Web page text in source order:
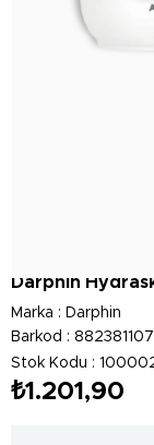
Darphin
Marka : Darphin
Barkod :
Stok Kodu
₺1.201,90